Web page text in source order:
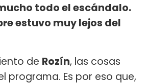
todo el escándalo.
estuvo muy lejos del
de Rozín, las cosas
programa. Es por eso que,